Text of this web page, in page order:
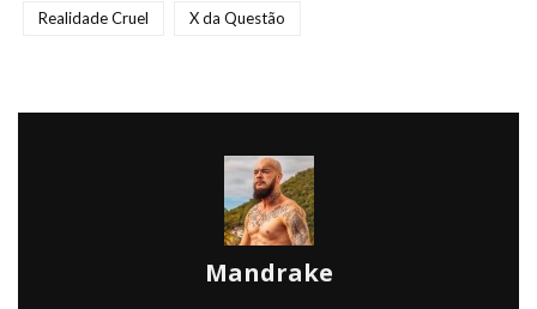
Realidade Cruel X da Questão
Mandrake